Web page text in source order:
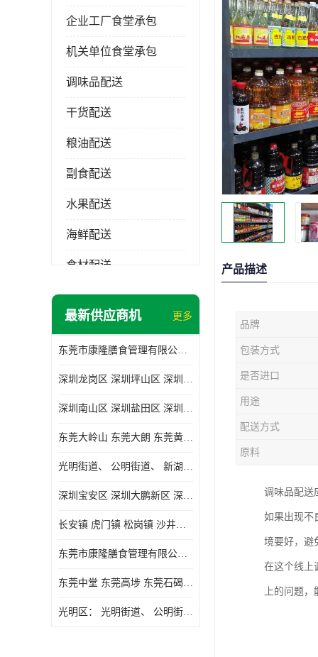
企业工厂食堂承包
机关单位食堂承包
调味品配送
干货配送
粮油配送
副食配送
水果配送
海鲜配送
食材配送
最新供应商机 更多
东莞市康隆膳食管理有限公司主要经营蔬菜配送 东莞食堂承包 光明蔬菜配送 深圳市食堂承包 深圳市蔬菜配送等业务 欢迎咨询了解
深圳龙岗区 深圳坪山区 深圳光明区 深圳龙华区
深圳南山区 深圳盐田区 深圳福田区 深圳罗湖区 深圳龙岗区
东莞大岭山 东莞大朗 东莞黄江 东莞樟木头 蔬菜配送
光明街道、 公明街道、 新湖街道、
深圳宝安区 深圳大鹏新区 深圳特别合作区
长安镇 虎门镇 松岗镇 沙井镇 公明镇 莞城街道 南城街道 东城街道 万江街道 石碣镇 石龙镇 茶山镇 石排镇 企石镇 横沥镇
东莞市康隆膳食管理有限公司 长安蔬菜配送 虎门蔬菜配送 大岭山蔬菜配送
东莞中堂 东莞高埗 东莞石碣 东莞望牛墩 东莞洪梅 东莞道滘 东莞石龙镇 东莞石排镇
光明区： 光明街道、 公明街道、 新湖街道、 凤凰街道、 玉塘街道、 马田街道
产品描述
品牌
包装方式
是否进口
用途
配送方式
原料
调味品配送
如果出现不
境要好，避
在这个线上
上的问题